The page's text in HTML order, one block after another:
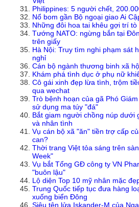
Philippines: 5 người chết,
Nổ bom gần Bộ ngoại giao Ai
Những đôi hoa tai khêu gợi trí tò
Tướng NATO: ngừng bắn tại
trên giấy
Hà Nội: Truy tìm nghi phạm sát
nghỉ
Cán bộ ngành thương binh xã
Khám phá tình dục ở phụ nữ
Cô gái xinh đẹp lừa tình, trộm
qua wechat
Trò bệnh hoạn của gã Phó
sử dụng ma túy "đá"
Bắt giam người chồng núp dưới
và nhân tình
Vụ cán bộ xã "ăn" tiền trợ cấp
can?
Thời trang Việt tỏa sáng trên
Week"
Vụ bắt Tổng GĐ công ty VN
"buôn lậu"
Lộ diện Top 10 mỹ nhân mặc
Trung Quốc tiếp tục đưa hàng
xuống biển Đông
Siêu tên lửa Iskander-M của